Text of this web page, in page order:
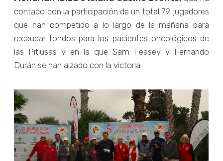
contado con la participación de un total 79 jugadores
que han competido a lo largo de la mañana para
recaudar fondos para los pacientes oncológicos de
las Pitiusas y en la que Sam Feasey y Fernando
Durán se han alzado con la victoria.